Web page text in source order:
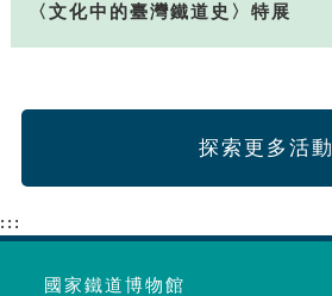
〈文化中的臺灣鐵道史〉特展
探索更多活動
:::
國家鐵道博物館